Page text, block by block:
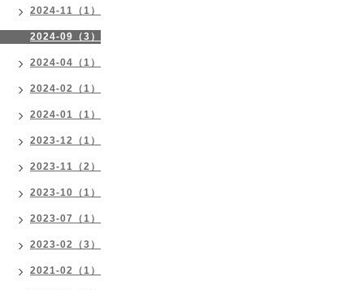
2024-11（1）
2024-09（3）
2024-04（1）
2024-02（1）
2024-01（1）
2023-12（1）
2023-11（2）
2023-10（1）
2023-07（1）
2023-02（3）
2021-02（1）